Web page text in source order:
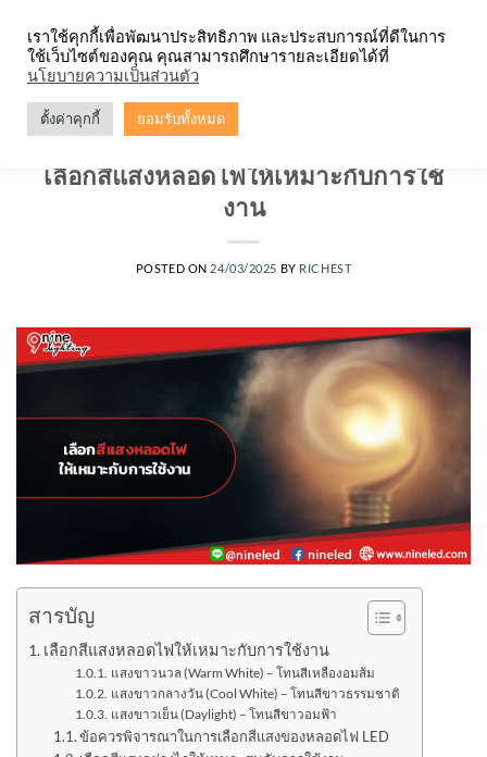
content
เลือกสีแสงหลอดไฟให้เหมาะกับการใช้
งาน
POSTED ON 24/03/2025 BY RICHEST
สารบัญ
เลือกสีแสงหลอดไฟให้เหมาะกับการใช้งาน
แสงขาวนวล (Warm White) – โทนสีเหลืองอมส้ม
แสงขาวกลางวัน (Cool White) – โทนสีขาวธรรมชาติ
แสงขาวเย็น (Daylight) – โทนสีขาวอมฟ้า
ข้อควรพิจารณาในการเลือกสีแสงของหลอดไฟ LED
เราใช้คุกกี้เพื่อพัฒนาประสิทธิภาพ และประสบการณ์ที่ดีในการ
ใช้เว็บไซต์ของคุณ คุณสามารถศึกษารายละเอียดได้ที่
นโยบายความเป็นส่วนตัว
ตั้งค่าคุกกี้ ยอมรับทั้งหมด